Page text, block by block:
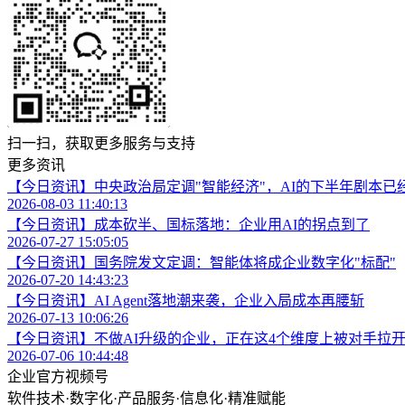
扫一扫，获取更多服务与支持
更多资讯
【今日资讯】中央政治局定调"智能经济"，AI的下半年剧本已
2026-08-03 11:40:13
【今日资讯】成本砍半、国标落地：企业用AI的拐点到了
2026-07-27 15:05:05
【今日资讯】国务院发文定调：智能体将成企业数字化"标配"
2026-07-20 14:43:23
【今日资讯】AI Agent落地潮来袭，企业入局成本再腰斩
2026-07-13 10:06:26
【今日资讯】不做AI升级的企业，正在这4个维度上被对手拉
2026-07-06 10:44:48
企业官方视频号
软件技术·数字化·产品服务·信息化·精准赋能